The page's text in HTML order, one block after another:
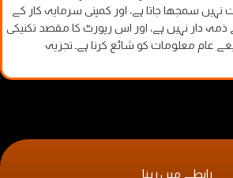
سمجھا جاتا ہے، اور کمپنی سرمایہ کار کے
ذمہ دار نہیں ہے، اور اس رپورٹ کا مقصد تکنیکی
عام معلومات کو شائع کرنا ہے۔ تجزیہ
رابطے میں رہنا